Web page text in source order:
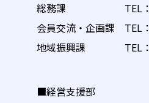
総務課 TEL：
会員交流・企画課 TEL：
地域振興課 TEL：
■経営支援部